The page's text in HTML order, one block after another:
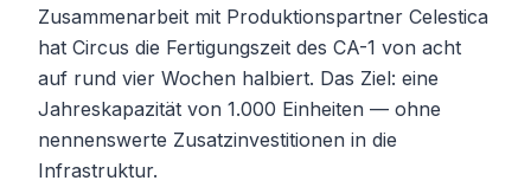
Zusammenarbeit mit Produktionspartner Celestica
hat Circus die Fertigungszeit des CA-1 von acht
auf rund vier Wochen halbiert. Das Ziel: eine
Jahreskapazität von 1.000 Einheiten — ohne
nennenswerte Zusatzinvestitionen in die
Infrastruktur.